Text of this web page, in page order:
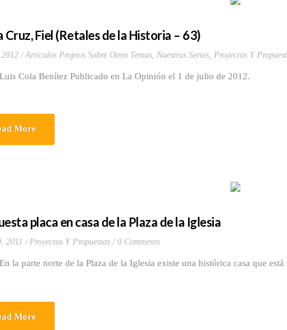
Cruz, Fiel (Retales de la Historia – 63)
Artículos Propios Sobre Otros Temas, Nuestras Series, Proyectos Y
Cola Benítez Publicado en La Opinión el 1 de julio de 2012.
More
placa en casa de la Plaza de la Iglesia
2011 Proyectos Y Propuestas 0 Comments
norte de la Plaza de la Iglesia existe una histórica casa que está
More